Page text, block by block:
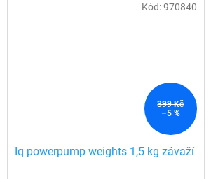
399 Kč
–5 %
Iq powerpump weights 1,5 kg závaží
Kód:970840